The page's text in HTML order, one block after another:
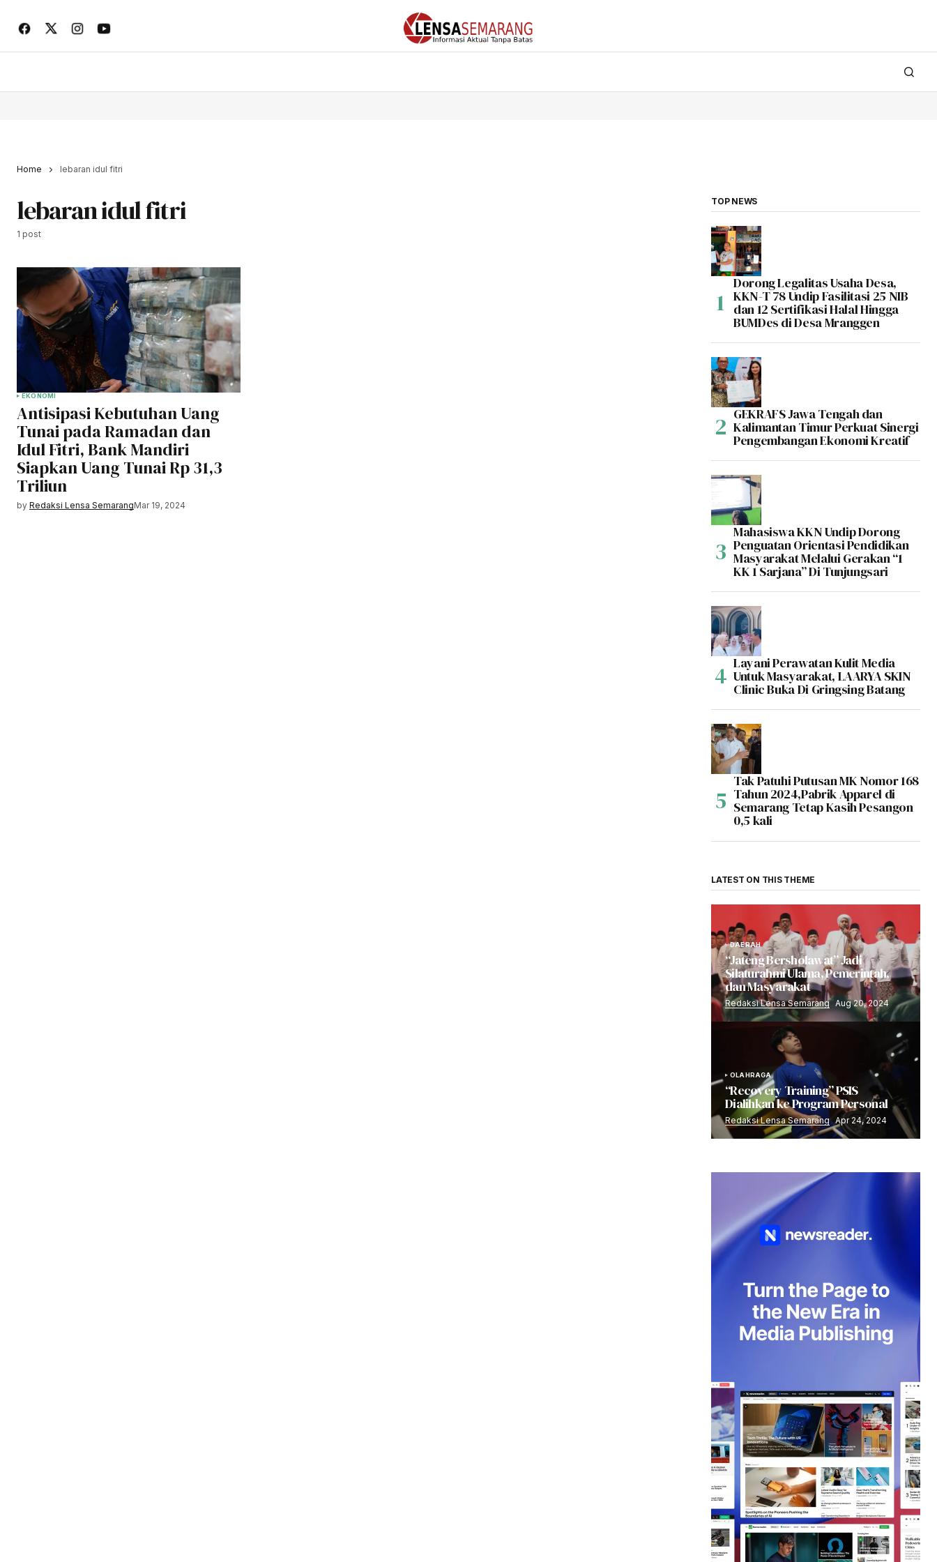
Home lebaran idul fitri
lebaran idul fitri
1 post
EKONOMI
Antisipasi Kebutuhan Uang
Tunai pada Ramadan dan
Idul Fitri, Bank Mandiri
Siapkan Uang Tunai Rp 31,3
Triliun
by Redaksi Lensa SemarangMar 19, 2024
TOP NEWS
Dorong Legalitas Usaha Desa,
KKN-T 78 Undip Fasilitasi 25 NIB
dan 12 Sertifikasi Halal Hingga
BUMDes di Desa Mranggen
GEKRAFS Jawa Tengah dan
Kalimantan Timur Perkuat Sinergi
Pengembangan Ekonomi Kreatif
Mahasiswa KKN Undip Dorong
Penguatan Orientasi Pendidikan
Masyarakat Melalui Gerakan “1
KK 1 Sarjana” Di Tunjungsari
Layani Perawatan Kulit Media
Untuk Masyarakat, LAARYA SKIN
Clinic Buka Di Gringsing Batang
Tak Patuhi Putusan MK Nomor 168
Tahun 2024,Pabrik Apparel di
Semarang Tetap Kasih Pesangon
0,5 kali
LATEST ON THIS THEME
DAERAH
“Jateng Bersholawat” Jadi
Silaturahmi Ulama, Pemerintah,
dan Masyarakat
Redaksi Lensa Semarang Aug 20, 2024
OLAHRAGA
“Recovery Training” PSIS
Dialihkan ke Program Personal
Redaksi Lensa Semarang Apr 24, 2024